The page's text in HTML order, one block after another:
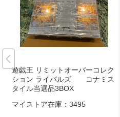
遊戯王 リミットオーバーコレク
ション ライバルズ コナミス
タイル当選品3BOX
マイストア在庫： 3495